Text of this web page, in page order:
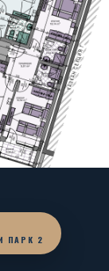
ПАРК 2